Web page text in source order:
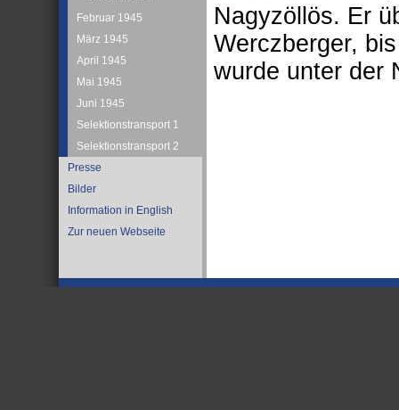
Februar 1945
März 1945
April 1945
Mai 1945
Juni 1945
Selektionstransport 1
Selektionstransport 2
Presse
Bilder
Information in English
Zur neuen Webseite
Nagyzöllös. Er
Werczberger,
wurde unter der